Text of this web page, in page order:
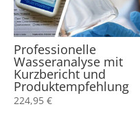
Professionelle
Wasseranalyse mit
Kurzbericht und
Produktempfehlung
224,95 €